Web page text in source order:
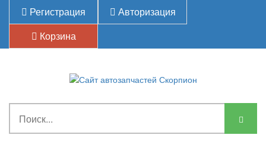
Регистрация
Авторизация
Корзина